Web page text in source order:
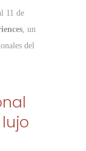
11 de
, un
del